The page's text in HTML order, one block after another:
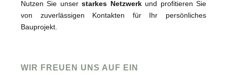
Nutzen Sie unserstarkes Netzwerkund profitieren Sie
von zuverlässigen Kontakten für Ihr persönliches
Bauprojekt.
WIR FREUEN UNS AUF EIN